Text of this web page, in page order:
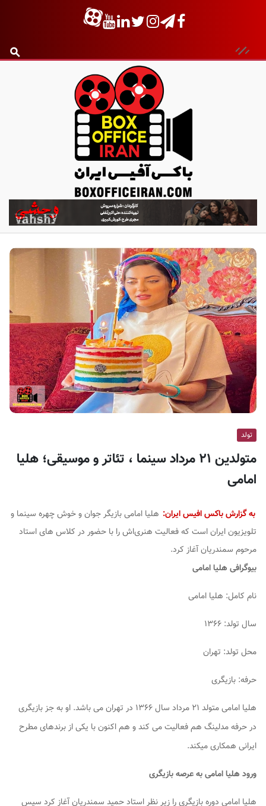
ب
ا
ک
س
آ
ف
ی
س
ا
ی
ر
ا
ن
تولد
متولدین ۲۱ مرداد سینما ، تئاتر و موسیقی؛ هلیا
امامی
به گزارش باکس افیس ایران: هلیا امامی بازیگر جوان و خوش چهره سینما و
تلویزیون ایران است که فعالیت هنری‌اش را با حضور در کلاس های استاد
مرحوم سمندریان آغاز کرد.
بیوگرافی هلیا امامی
نام کامل: هلیا امامی
سال تولد: ۱۳۶۶
محل تولد: تهران
حرفه: بازیگری
هلیا امامی متولد ۲۱ مرداد سال ۱۳۶۶ در تهران می باشد. او به جز بازیگری
در حرفه مدلینگ هم فعالیت می کند و هم اکنون با یکی از برندهای مطرح
ایرانی همکاری میکند.
ورود هلیا امامی به عرصه بازیگری
هلیا امامی دوره بازیگری را زیر نظر استاد حمید سمندریان آغاز کرد سپس